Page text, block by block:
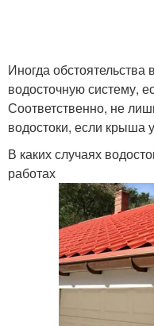
Иногда
водосточную систему,
Соответственно, не
водостоки, если крыша
В каких случаях
работах